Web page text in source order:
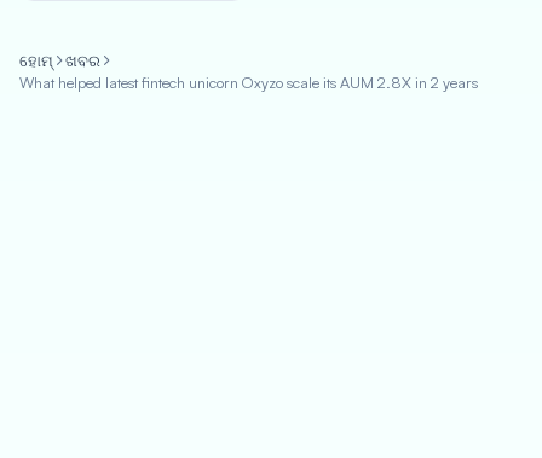
ହୋମ୍
ଖବର
What helped latest fintech unicorn Oxyzo scale its AUM 2.8X in 2 years